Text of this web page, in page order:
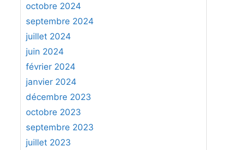
octobre 2024
septembre 2024
juillet 2024
juin 2024
février 2024
janvier 2024
décembre 2023
octobre 2023
septembre 2023
juillet 2023